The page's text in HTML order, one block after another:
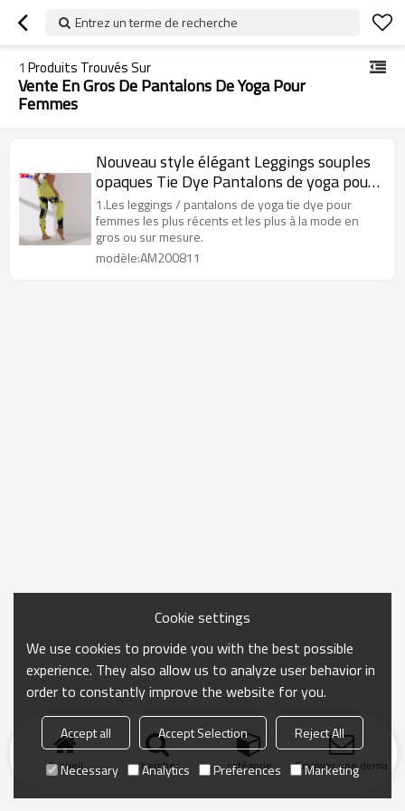
Entrez un terme de recherche
1 Produits Trouvés Sur
Vente En Gros De Pantalons De Yoga Pour
Femmes
Nouveau style élégant Leggings souples
opaques Tie Dye Pantalons de yoga pour
femmes en gros
1.Les leggings / pantalons de yoga tie dye pour
femmes les plus récents et les plus à la mode en
gros ou sur mesure.
modèle:AM200811
Accueil chercher catégorie Envoyer une
Cookie settings
We use cookies to provide you with the best possible
experience. They also allow us to analyze user behavior in
order to constantly improve the website for you.
Accept all Accept Selection
Reject All
Necessary
Analytics Preferences Marketing